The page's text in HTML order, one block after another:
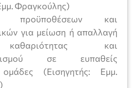
Φραγκούλης)
προϋποθέσεων και
για μείωση ή απαλλαγή
και
σε ευπαθείς
ομάδες (Εισηγητής: Εμμ.